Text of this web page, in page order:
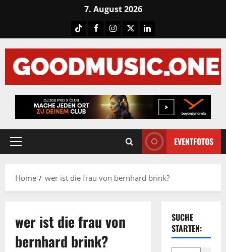
7. August 2026
TiktokFacebook
Instagram
X LinkedIN
Primary
EVENTFOTOS
Home wer ist die frau von bernhard brink?
wer ist die frau von
bernhard brink?
SUCHE
STARTEN: